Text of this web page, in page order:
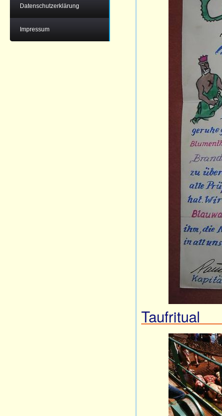
Datenschutzerklärung
Impressum
Taufritual